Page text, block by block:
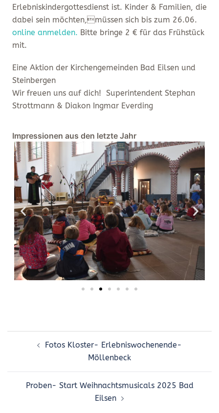
Erlebniskindergottesdienst ist. Kinder & Familien, die
dabei sein möchten,müssen sich bis zum 26.06.
online anmelden. Bitte bringe 2 € für das Frühstück
mit.
Eine Aktion der Kirchengemeinden Bad Eilsen und
Steinbergen
Wir freuen uns auf dich! Superintendent Stephan
Strottmann & Diakon Ingmar Everding
Impressionen aus den letzte Jahr
Fotos Kloster- Erlebniswochenende-
Möllenbeck
Proben- Start Weihnachtsmusicals 2025 Bad
Eilsen